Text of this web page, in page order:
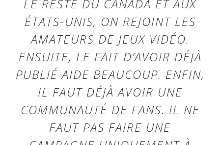
LE RESTE DU CANADA ET AUX
ÉTATS-UNIS, ON REJOINT LES
AMATEURS DE JEUX VIDÉO.
ENSUITE, LE FAIT D’AVOIR DÉJÀ
PUBLIÉ AIDE BEAUCOUP. ENFIN,
IL FAUT DÉJÀ AVOIR UNE
COMMUNAUTÉ DE FANS. IL NE
FAUT PAS FAIRE UNE